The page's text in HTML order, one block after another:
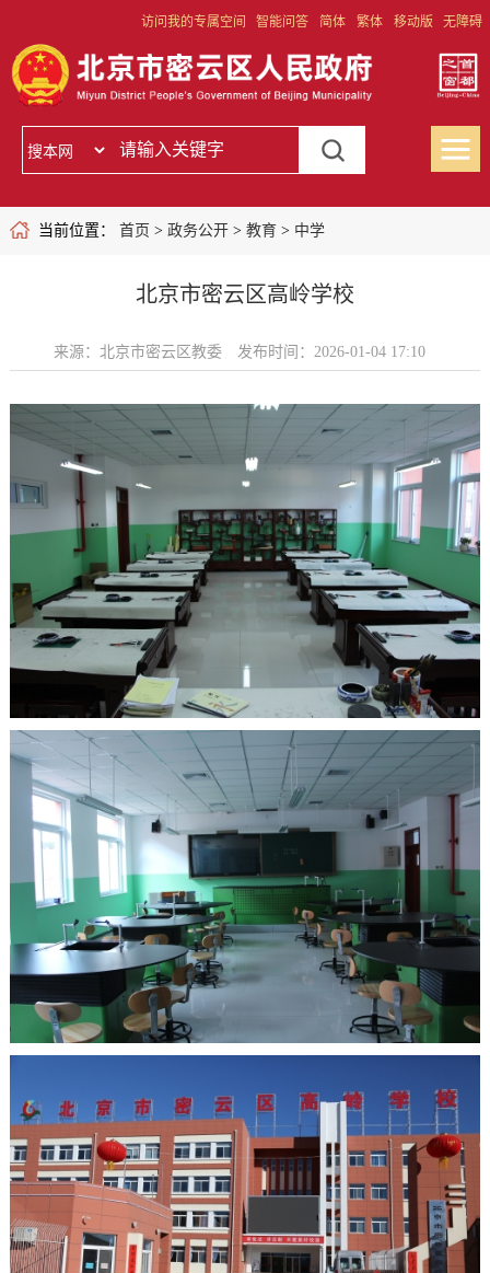
访问我的专属空间 智能问答 简体 繁体 移动版 无障碍
当前位置： 首页 > 政务公开> 教育> 中学
北京市密云区高岭学校
来源：北京市密云区教委 发布时间：2026-01-04 17:10